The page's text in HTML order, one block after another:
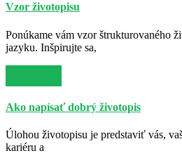
Vzor životopisu
Ponúkame vám vzor štrukturovaného
jazyku. Inšpirujte sa,
Ako napísať dobrý životopis
Úlohou životopisu je predstaviť vás,
kariéru a